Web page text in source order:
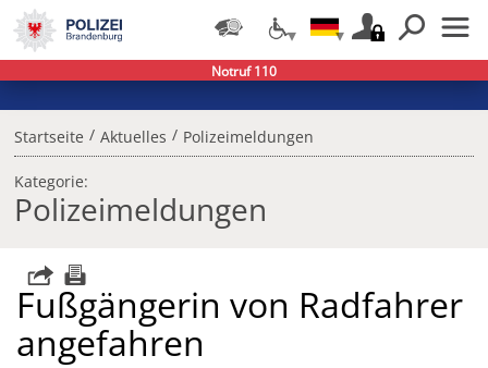
Startseite / Aktuelles / Polizeimeldungen
Kategorie:
Polizeimeldungen
Fußgängerin von Radfahrer
angefahren
Notruf 110